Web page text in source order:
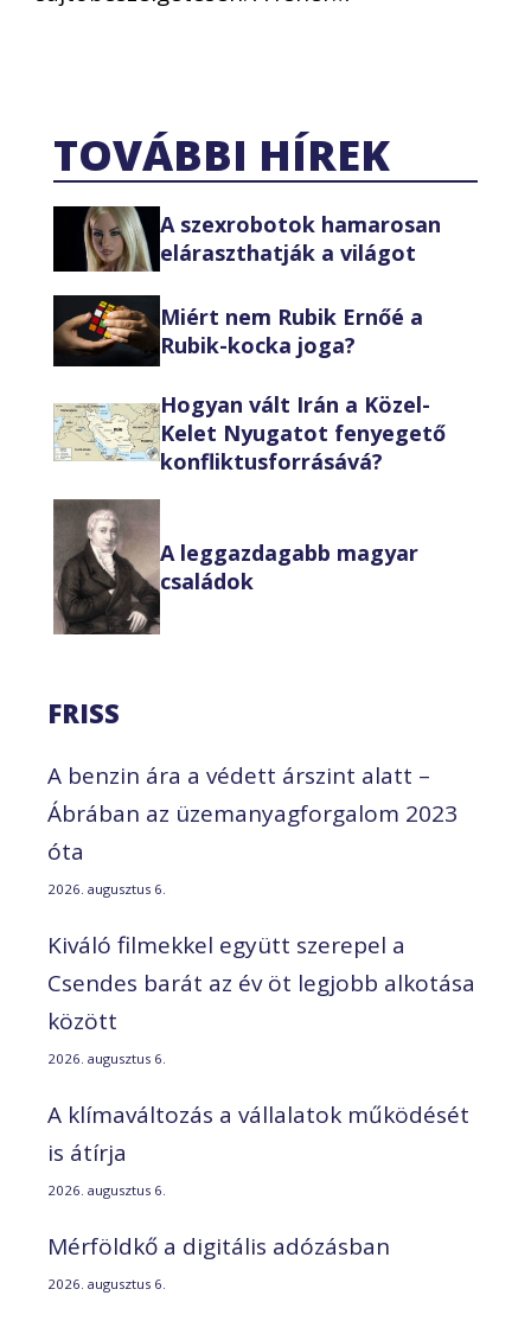
TOVÁBBI HÍREK
A szexrobotok hamarosan
eláraszthatják a világot
Miért nem Rubik Ernőé a
Rubik-kocka joga?
Hogyan vált Irán a Közel-
Kelet Nyugatot fenyegető
konfliktusforrásává?
A leggazdagabb magyar
családok
FRISS
A benzin ára a védett árszint alatt –
Ábrában az üzemanyagforgalom 2023
óta
2026. augusztus 6.
Kiváló filmekkel együtt szerepel a
Csendes barát az év öt legjobb alkotása
között
2026. augusztus 6.
A klímaváltozás a vállalatok működését
is átírja
2026. augusztus 6.
Mérföldkő a digitális adózásban
2026. augusztus 6.